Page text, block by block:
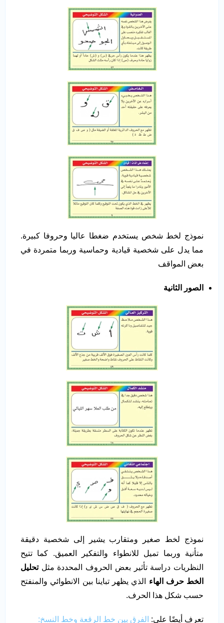
نموذج لخط شخص يستخدم ضغطا عاليا وحروفا كبيرة.
مما يدل على شخصية قيادية وحماسية وربما متمردة في
بعض المواقف
الصور الثانية
نموذج لخط صغير ومتقارب يشير إلى شخصية دقيقة
متأنية وربما تميل للانطواء والتفكير العميق. كما تتيح
النظريات دراسة تأثير بعض الحروف المحددة مثلتحليل
الخط حرف الهاء الذي يظهر تباينا بين الانطوائي والمنفتح
حسب شكل هذا الحرف.
تعرف أيضًا على: الفرق بين خط الرقعة وخط النسخ: